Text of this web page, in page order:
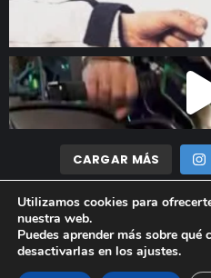
CARGAR MÁS
Madrid Motor © 2023 Todos los
Legal|Política de privacidad|
Utilizamos cookies para
nuestra web.
Puedes aprender más sobre
desactivarlas en los ajustes.